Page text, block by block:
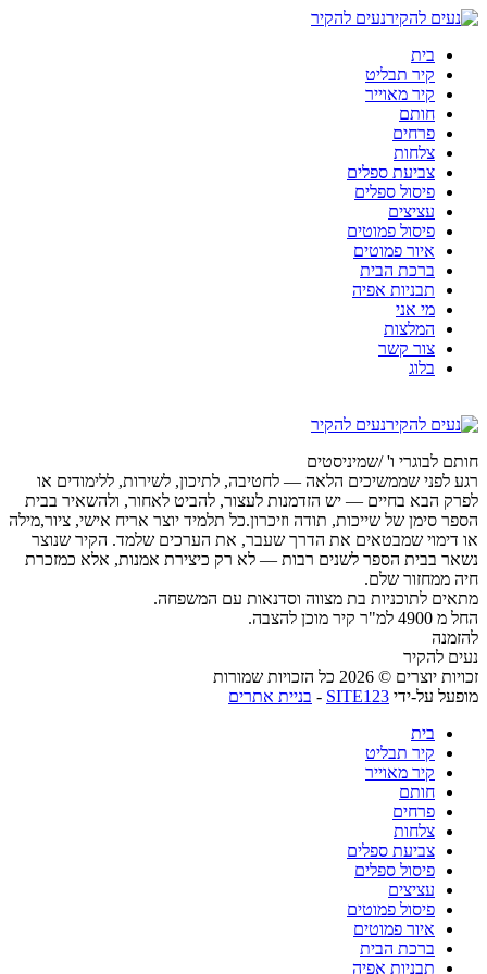
נעים להקיר
בית
קיר תבליט
קיר מאוייר
חותם
פרחים
צלחות
צביעת ספלים
פיסול ספלים
עציצים
פיסול פמוטים
איור פמוטים
ברכת הבית
תבניות אפיה
מי אני
המלצות
צור קשר
בלוג
נעים להקיר
חותם לבוגרי ו' /שמיניסטים
רגע לפני שממשיכים הלאה — לחטיבה, לתיכון, לשירות, ללימודים או
לפרק הבא בחיים — יש הזדמנות לעצור, להביט לאחור, ולהשאיר בבית
הספר סימן של שייכות, תודה וזיכרון.כל תלמיד יוצר אריח אישי, ציור,מילה
או דימוי שמבטאים את הדרך שעבר, את הערכים שלמד. הקיר שנוצר
נשאר בבית הספר לשנים רבות — לא רק כיצירת אמנות, אלא כמזכרת
חיה ממחזור שלם.
מתאים לתוכניות בת מצווה וסדנאות עם המשפחה.
החל מ 4900 למ"ר קיר מוכן להצבה.
להזמנה
נעים להקיר
זכויות יוצרים © 2026 כל הזכויות שמורות
מופעל על-ידי SITE123
- בניית אתרים
בית
קיר תבליט
קיר מאוייר
חותם
פרחים
צלחות
צביעת ספלים
פיסול ספלים
עציצים
פיסול פמוטים
איור פמוטים
ברכת הבית
תבניות אפיה